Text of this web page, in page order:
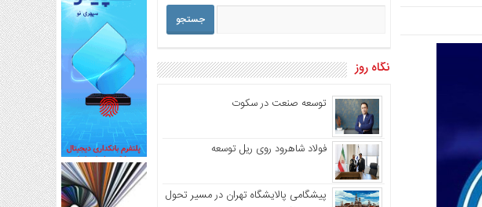
نگاه روز
توسعه صنعت در سکوت
فولاد شاهرود روی ریل توسعه
پیشگامی پالایشگاه تهران در مسیر تحول